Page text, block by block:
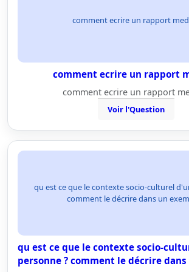
comment ecrire un rapport
comment ecrire un rapport
comment ecrire un rapport
Voir l'Question
qu est ce que le contexte socio-culturel
comment le décrire dans un
qu est ce que le contexte socio-
personne ? comment le décrire